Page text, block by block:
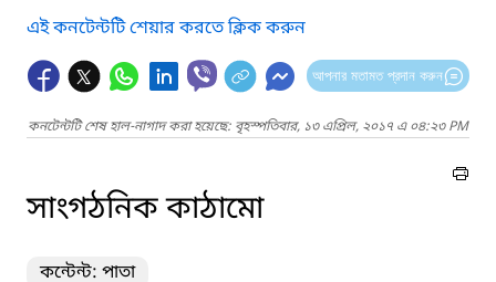
এই কনটেন্টটি শেয়ার করতে ক্লিক করুন
আপনার মতামত প্রদান করুন
কনটেন্টটি শেষ হাল-নাগাদ করা হয়েছে: বৃহস্পতিবার, ১৩ এপ্রিল, ২০১৭ এ ০৪:২৩ PM
সাংগঠনিক কাঠামো
কন্টেন্ট: পাতা